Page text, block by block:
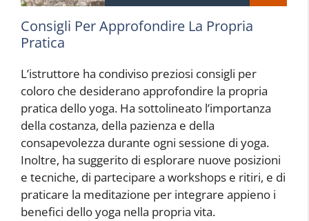
Consigli Per Approfondire La Propria
Pratica
L’istruttore ha condiviso preziosi consigli per
coloro che desiderano approfondire la propria
pratica dello yoga. Ha sottolineato l’importanza
della costanza, della pazienza e della
consapevolezza durante ogni sessione di yoga.
Inoltre, ha suggerito di esplorare nuove posizioni
e tecniche, di partecipare a workshops e ritiri, e di
praticare la meditazione per integrare appieno i
benefici dello yoga nella propria vita.